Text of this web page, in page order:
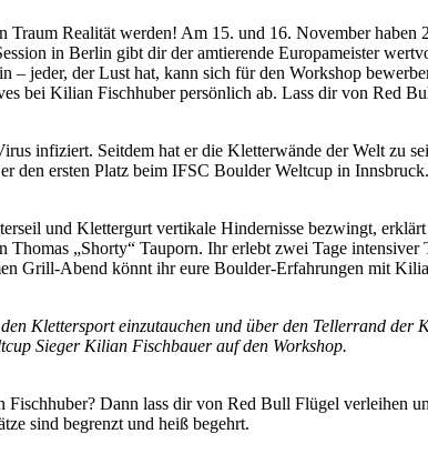
Realität werden! Am 15. und 16. November haben
in Berlin gibt dir der amtierende Europameister
– jeder, der Lust hat, kann sich für den Workshop
bei Kilian Fischhuber persönlich ab. Lass dir von Red
infiziert. Seitdem hat er die Kletterwände der Welt zu
den ersten Platz beim IFSC Boulder Weltcup in
und Klettergurt vertikale Hindernisse bezwingt,
„Shorty“ Tauporn. Ihr erlebt zwei Tage intensiver
Grill-Abend könnt ihr eure Boulder-Erfahrungen mit
Klettersport einzutauchen und über den Tellerrand der
Sieger Kilian Fischbauer auf den Workshop.
Dann lass dir von Red Bull Flügel verleihen
sind begrenzt und heiß begehrt.